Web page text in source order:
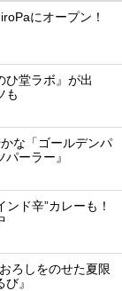
にオープン！
ひ堂ラボ』が出
も
な「ゴールデンパ
ーラー』
ド辛”カレーも！
ろしをのせた夏限
』